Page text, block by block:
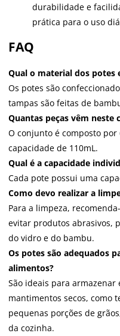
durabilidade e
prática para o uso
FAQ
Qual o material dos potes
Os potes são
tampas são feitas de
Quantas peças vêm
O conjunto é composto por
capacidade de 110mL.
Qual é a capacidade
Cada pote possui uma
Como devo realizar a
Para a limpeza,
evitar produtos abrasivos,
do vidro e do bambu.
Os potes são adequados
alimentos?
São ideais para
mantimentos secos, como
pequenas porções de
da cozinha.